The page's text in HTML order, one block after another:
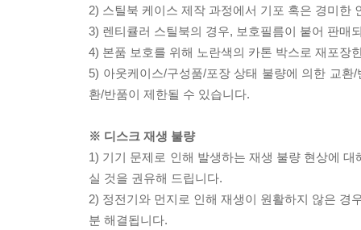
2) 스틸북 케이스 제작 과정에서 기포 혹은 경미한
3) 렌티큘러 스틸북의 경우, 보호필름이 붙어 판매
4) 본품 보호를 위해 노란색의 카톤 박스로 재포장
5) 아웃케이스/구성품/포장 상태 불량에 의한 교
환/반품이 제한될 수 있습니다.
※ 디스크 재생 불량
1) 기기 문제로 인해 발생하는 재생 불량 현상에
실 것을 권유해 드립니다.
2) 정전기와 먼지로 인해 재생이 원활하지 않은 경
분 해결됩니다.